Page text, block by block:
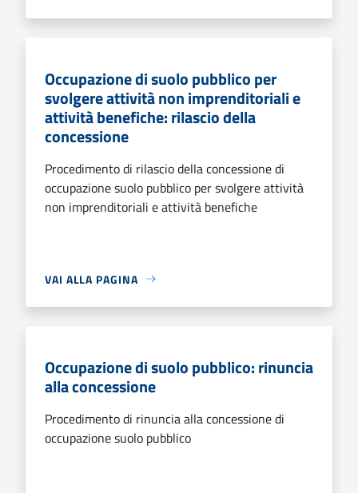
Occupazione di suolo pubblico per
svolgere attività non imprenditoriali e
attività benefiche: rilascio della
concessione
Procedimento di rilascio della concessione di
occupazione suolo pubblico per svolgere attività
non imprenditoriali e attività benefiche
VAI ALLA PAGINA
Occupazione di suolo pubblico: rinuncia
alla concessione
Procedimento di rinuncia alla concessione di
occupazione suolo pubblico